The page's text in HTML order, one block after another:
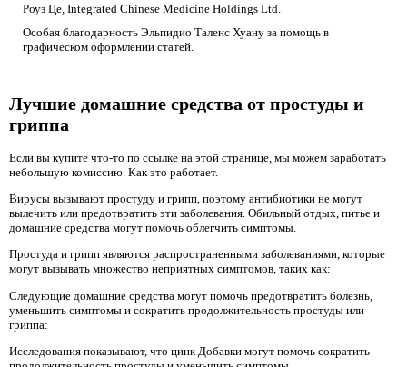
Роуз Це, Integrated Chinese Medicine Holdings Ltd.
Особая благодарность Эльпидио Таленс Хуану за помощь в
графическом оформлении статей.
.
Лучшие домашние средства от простуды и
гриппа
Если вы купите что-то по ссылке на этой странице, мы можем заработать
небольшую комиссию. Как это работает.
Вирусы вызывают простуду и грипп, поэтому антибиотики не могут
вылечить или предотвратить эти заболевания. Обильный отдых, питье и
домашние средства могут помочь облегчить симптомы.
Простуда и грипп являются распространенными заболеваниями, которые
могут вызывать множество неприятных симптомов, таких как:
Следующие домашние средства могут помочь предотвратить болезнь,
уменьшить симптомы и сократить продолжительность простуды или
гриппа:
Исследования показывают, что цинк Добавки могут помочь сократить